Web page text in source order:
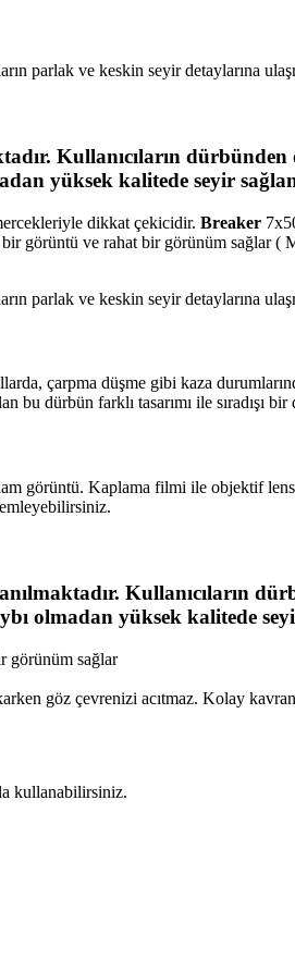
parlak ve keskin seyir detaylarına
Kullanıcıların
yüksek kalitede seyir
dikkat çekicidir. Breaker
görüntü ve rahat bir görünüm sağlar (
parlak ve keskin seyir detaylarına
çarpma düşme gibi kaza
dürbün farklı tasarımı ile sıradışı
görüntü. Kaplama filmi ile objektif
Kullanıcıların
olmadan yüksek kalitede
görünüm sağlar
göz çevrenizi acıtmaz. Kolay
kullanabilirsiniz.